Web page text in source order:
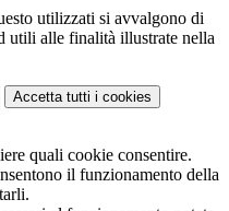
utilizzati si avvalgono di
utili alle finalità illustrate nella
Accetta tutti i cookies
quali cookie consentire.
il funzionamento della